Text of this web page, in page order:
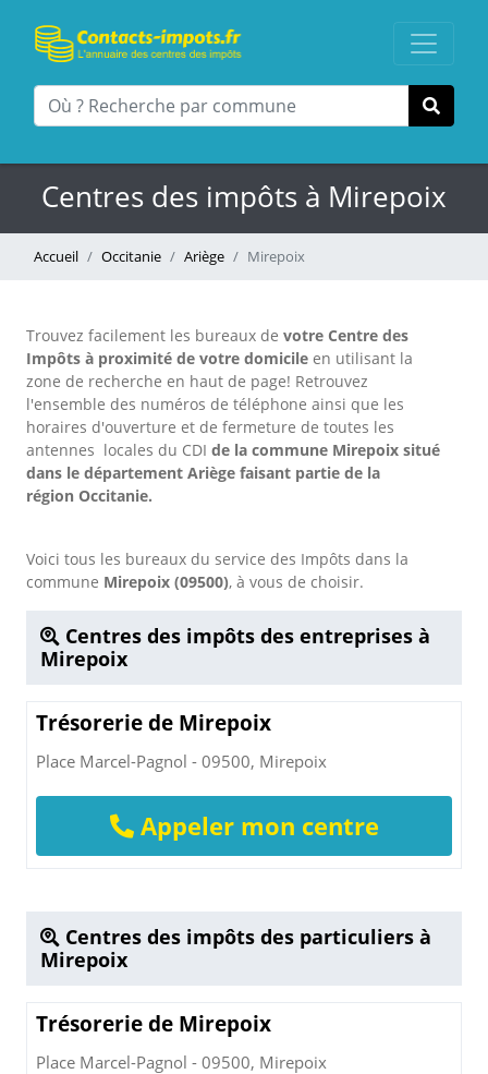
Centres des impôts à Mirepoix
Accueil Occitanie Ariège Mirepoix
Trouvez facilement les bureaux de votre Centre des
Impôts à proximité de votre domicile en utilisant la
zone de recherche en haut de page! Retrouvez
l'ensemble des numéros de téléphone ainsi que les
horaires d'ouverture et de fermeture de toutes les
antennes locales du CDI de la commune Mirepoix situé
dans le département Ariège faisant partie de la
région Occitanie.
Voici tous les bureaux du service des Impôts dans la
commune Mirepoix (09500), à vous de choisir.
Centres des impôts des entreprises à
Mirepoix
Trésorerie de Mirepoix
Place Marcel-Pagnol - 09500, Mirepoix
Appeler mon centre
Centres des impôts des particuliers à
Mirepoix
Trésorerie de Mirepoix
Place Marcel-Pagnol - 09500, Mirepoix